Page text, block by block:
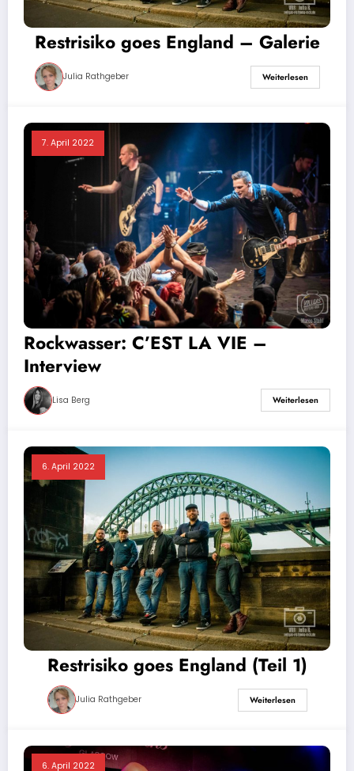
Restrisiko goes England – Galerie
Julia Rathgeber Weiterlesen
7. April 2022
Rockwasser: C’EST LA VIE –
Interview
Lisa Berg Weiterlesen
6. April 2022
Restrisiko goes England (Teil 1)
Julia Rathgeber Weiterlesen
6. April 2022